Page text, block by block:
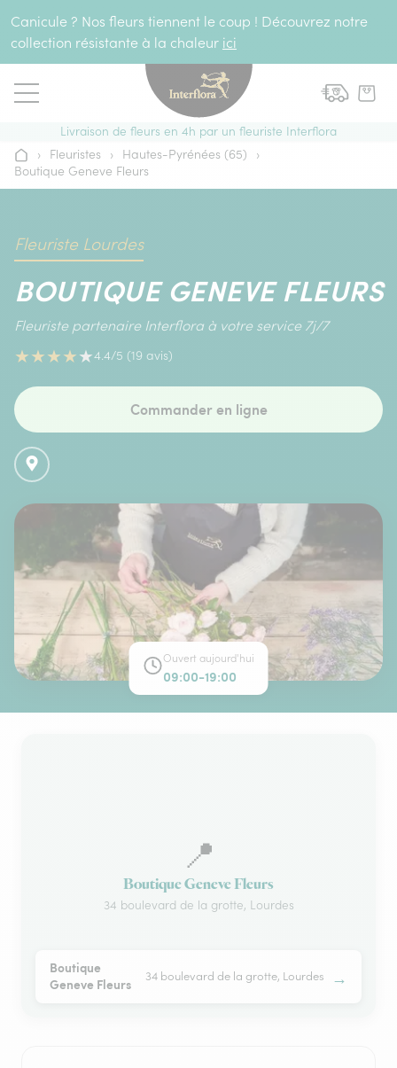
Canicule ? Nos fleurs tiennent le coup ! Découvrez notre
collection résistante à la chaleur ici
Livraison de fleurs en 4h par un fleuriste Interflora
Accueil
› Fleuristes › Hautes-Pyrénées (65)
›
Boutique Geneve Fleurs
Fleuriste Lourdes
BOUTIQUE GENEVE FLEURS
Fleuriste partenaire Interflora à votre service 7j/7
★★★★★4.4/5 (19 avis)
Commander en ligne
Ouvert aujourd'hui
09:00-19:00
📍
Boutique Geneve Fleurs
34 boulevard de la grotte, Lourdes
Boutique
Geneve Fleurs
34 boulevard de la grotte, Lourdes →